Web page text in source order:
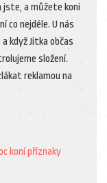
jste, a můžete koni
nejdéle. U nás
když Jitka občas
složení.
reklamou na
konípříznaky